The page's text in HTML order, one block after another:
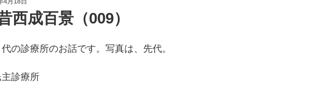
西成百景（009）
の診療所のお話です。写真は、先代。
診療所